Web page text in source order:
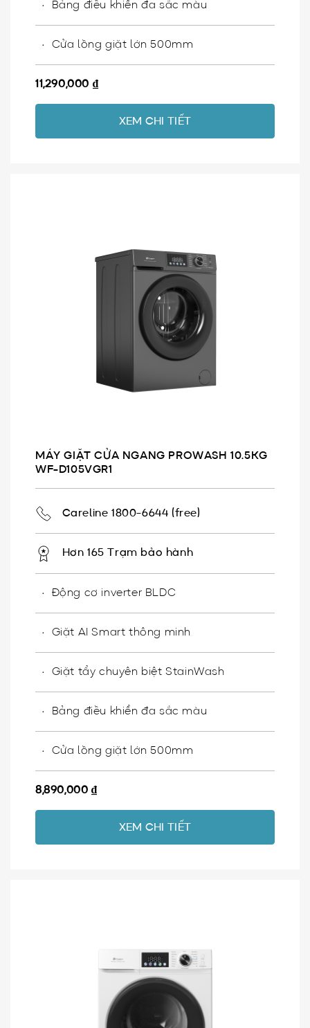
Bảng điều khiển đa sắc màu
Cửa lồng giặt lớn 500mm
11,290,000 ₫
XEM CHI TIẾT
MÁY GIẶT CỬA NGANG PROWASH 10.5KG
WF-D105VGR1
Careline 1800-6644 (free)
Hơn 165 Trạm bảo hành
Động cơ inverter BLDC​
Giặt AI Smart thông minh
Giặt tẩy chuyên biệt StainWash
Bảng điều khiển đa sắc màu
Cửa lồng giặt lớn 500mm
8,890,000 ₫
XEM CHI TIẾT